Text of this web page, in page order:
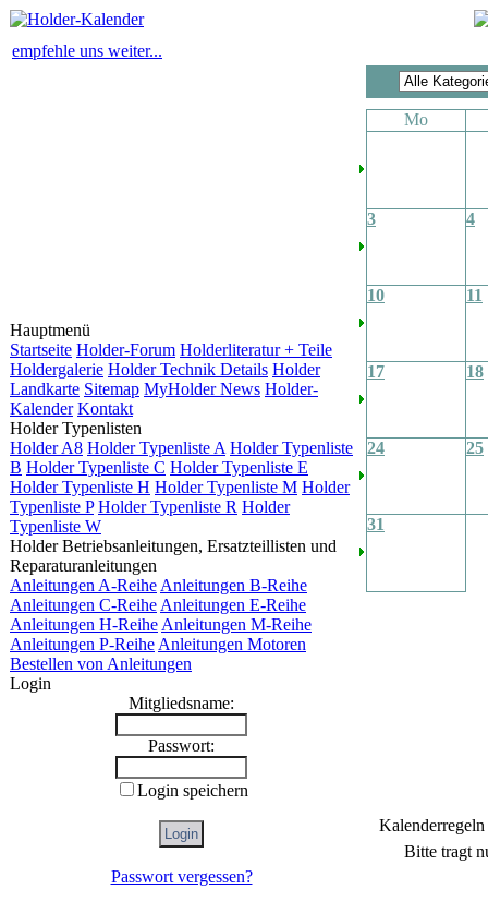
empfehle uns weiter...
Hauptmenü
Startseite Holder-Forum Holderliteratur + Teile
Holdergalerie Holder Technik Details Holder
Landkarte Sitemap MyHolder News Holder-
Kalender Kontakt
Holder Typenlisten
Holder A8 Holder Typenliste A Holder Typenliste
B Holder Typenliste C Holder Typenliste E
Holder Typenliste H Holder Typenliste M Holder
Typenliste P Holder Typenliste R Holder
Typenliste W
Holder Betriebsanleitungen, Ersatzteillisten und
Reparaturanleitungen
Anleitungen A-Reihe Anleitungen B-Reihe
Anleitungen C-Reihe Anleitungen E-Reihe
Anleitungen H-Reihe Anleitungen M-Reihe
Anleitungen P-Reihe Anleitungen Motoren
Bestellen von Anleitungen
Login
Mitgliedsname:
Passwort:
Login speichern
Passwort vergessen?
Mo
3 4
10 11
17 18
24 25
31
Kalenderregeln
Bitte tragt